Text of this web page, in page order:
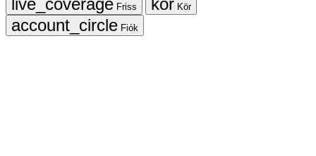
Friss
Kör
Fiók